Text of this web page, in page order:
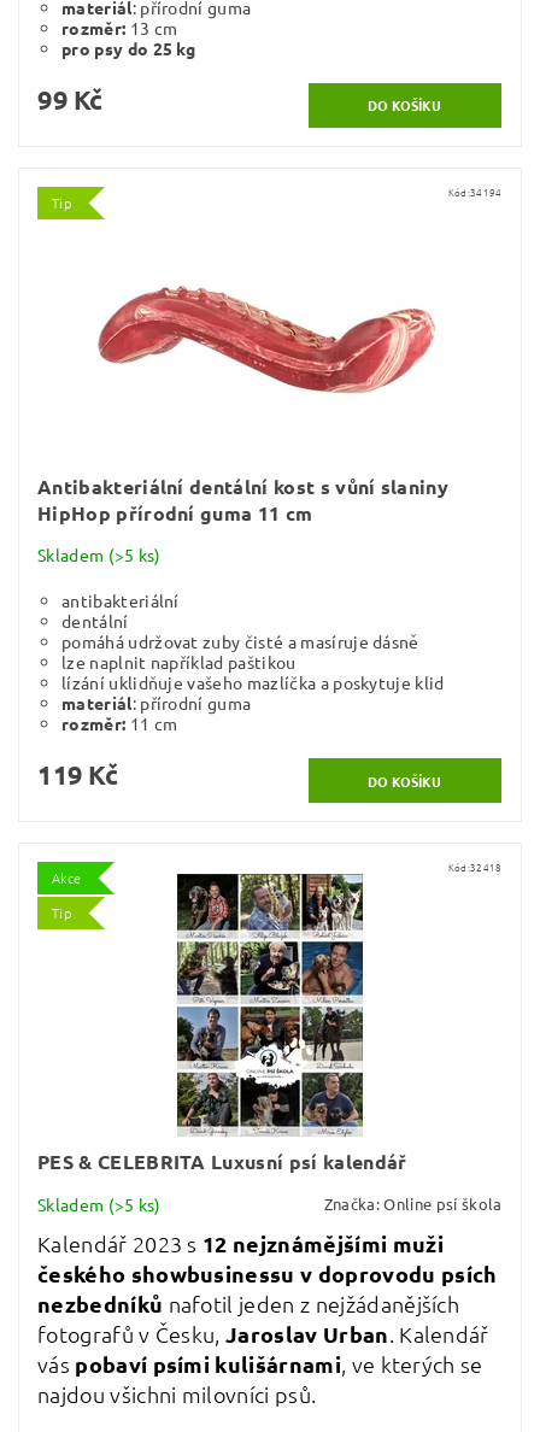
materiál: přírodní guma
rozměr: 13 cm
pro psy do 25 kg
99 Kč
Tip
Kód:34194
Antibakteriální dentální kost s vůní slaniny
HipHop přírodní guma 11 cm
Skladem (>5 ks)
antibakteriální
dentální
pomáhá udržovat zuby čisté a masíruje dásně
lze naplnit například paštikou
lízání uklidňuje vašeho mazlíčka a poskytuje klid
materiál: přírodní guma
rozměr: 11 cm
119 Kč
Akce
Tip
Kód:32418
PES & CELEBRITA Luxusní psí kalendář
Skladem (>5 ks) Značka:Online psí škola
Kalendář 2023 s 12 nejznámějšími muži
českého showbusinessu v doprovodu psích
nezbedníků nafotil jeden z nejžádanějších
fotografů v Česku,Jaroslav Urban. Kalendář
vás pobaví psími kulišárnami, ve kterých se
najdou všichni milovníci psů.